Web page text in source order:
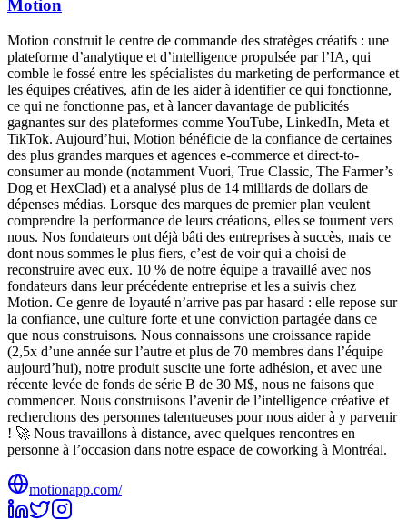
Motion
Motion construit le centre de commande des stratèges créatifs : une
plateforme d’analytique et d’intelligence propulsée par l’IA, qui
comble le fossé entre les spécialistes du marketing de performance et
les équipes créatives, afin de les aider à identifier ce qui fonctionne,
ce qui ne fonctionne pas, et à lancer davantage de publicités
gagnantes sur des plateformes comme YouTube, LinkedIn, Meta et
TikTok. Aujourd’hui, Motion bénéficie de la confiance de certaines
des plus grandes marques et agences e-commerce et direct-to-
consumer au monde (notamment Vuori, True Classic, The Farmer’s
Dog et HexClad) et a analysé plus de 14 milliards de dollars de
dépenses médias. Lorsque des marques de premier plan veulent
comprendre la performance de leurs créations, elles se tournent vers
nous. Nos fondateurs ont déjà bâti des entreprises à succès, mais ce
dont nous sommes le plus fiers, c’est de voir qui a choisi de
reconstruire avec eux. 10 % de notre équipe a travaillé avec nos
fondateurs dans leur précédente entreprise et les a suivis chez
Motion. Ce genre de loyauté n’arrive pas par hasard : elle repose sur
la confiance, une culture forte et une conviction partagée dans ce
que nous construisons. Nous connaissons une croissance rapide
(2,5x d’une année sur l’autre et plus de 70 membres dans l’équipe
aujourd’hui), notre produit suscite une forte adhésion, et avec une
récente levée de fonds de série B de 30 M$, nous ne faisons que
commencer. Nous construisons l’avenir de l’intelligence créative et
recherchons des personnes talentueuses pour nous aider à y parvenir
! 🚀 Nous travaillons à distance, avec quelques rencontres en
personne à l’occasion dans notre espace de coworking à Montréal.
motionapp.com/